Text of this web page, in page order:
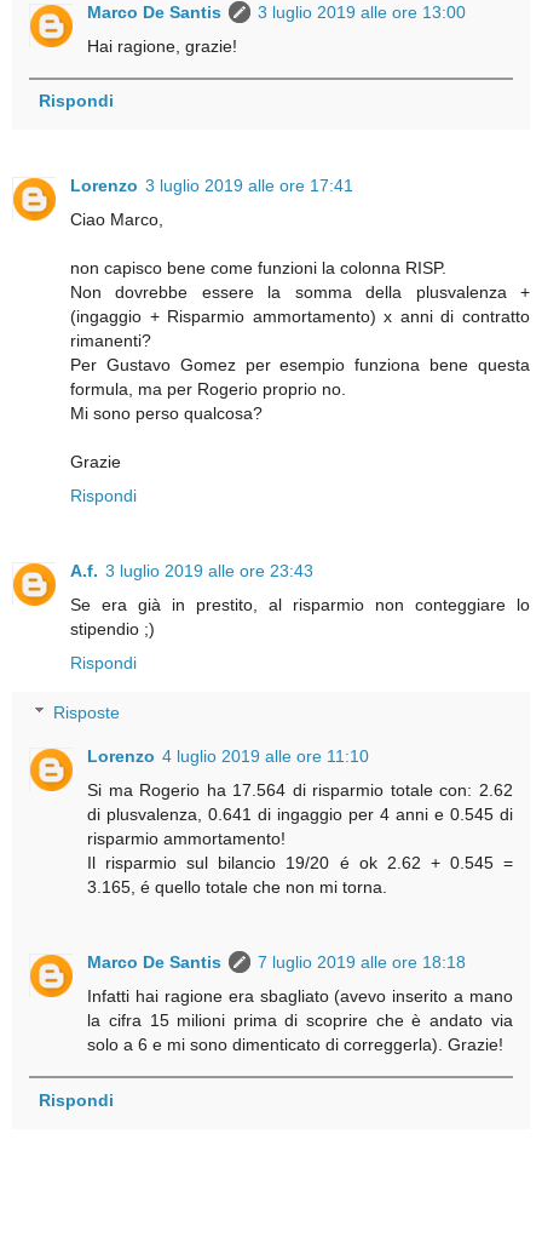
Marco De Santis
3 luglio 2019 alle ore 13:00
Hai ragione, grazie!
Rispondi
Lorenzo 3 luglio 2019 alle ore 17:41
Ciao Marco,
non capisco bene come funzioni la colonna RISP.
Non dovrebbe essere la somma della plusvalenza +
(ingaggio + Risparmio ammortamento) x anni di contratto
rimanenti?
Per Gustavo Gomez per esempio funziona bene questa
formula, ma per Rogerio proprio no.
Mi sono perso qualcosa?
Grazie
Rispondi
A.f. 3 luglio 2019 alle ore 23:43
Se era già in prestito, al risparmio non conteggiare lo
stipendio ;)
Rispondi
Risposte
Lorenzo 4 luglio 2019 alle ore 11:10
Si ma Rogerio ha 17.564 di risparmio totale con: 2.62
di plusvalenza, 0.641 di ingaggio per 4 anni e 0.545 di
risparmio ammortamento!
Il risparmio sul bilancio 19/20 é ok 2.62 + 0.545 =
3.165, é quello totale che non mi torna.
Marco De Santis
7 luglio 2019 alle ore 18:18
Infatti hai ragione era sbagliato (avevo inserito a mano
la cifra 15 milioni prima di scoprire che è andato via
solo a 6 e mi sono dimenticato di correggerla). Grazie!
Rispondi